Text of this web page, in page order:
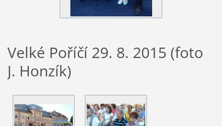
Velké Poříčí 29. 8. 2015 (foto
J. Honzík)